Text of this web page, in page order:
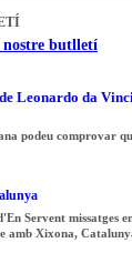
nostre butlletí
Leonardo da
podeu comprovar
Servent missatges
amb Xixona,